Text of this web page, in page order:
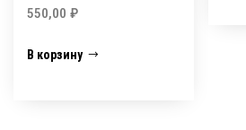
550,00 ₽
В корзину